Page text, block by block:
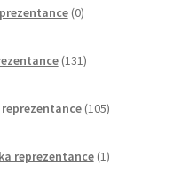
0izdelkov
131izdelkov
105izdelkov
reprezentance 1izdelek